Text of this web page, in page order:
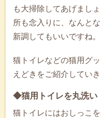
も大掃除してあげまし
所も念入りに、なんと
新調してもいいですね。
猫トイレなどの猫用グ
えどきをご紹介していき
◆猫用トイレを丸洗い
猫トイレにはおしっこ